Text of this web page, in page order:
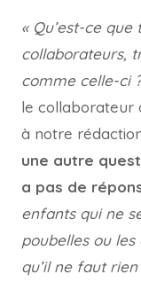
« Qu’est-ce
collaborateurs,
comme celle-ci
le collaborateur
à notre
une autre
a pas de
enfants qui ne
poubelles ou les
qu’il ne faut